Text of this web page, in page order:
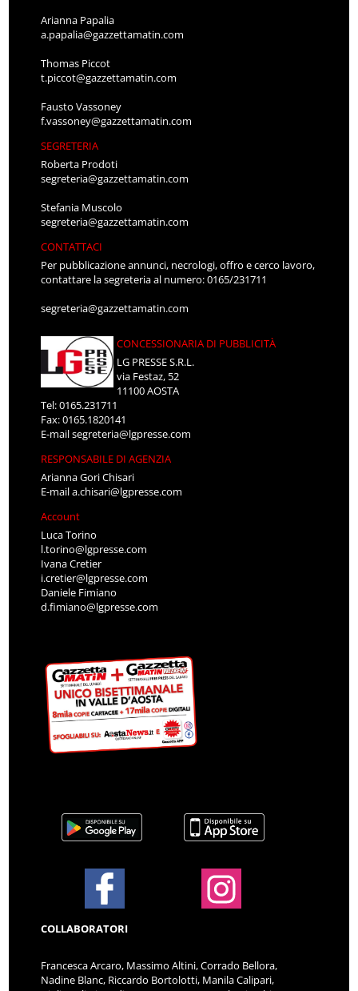
Arianna Papalia
a.papalia@gazzettamatin.com
Thomas Piccot
t.piccot@gazzettamatin.com
Fausto Vassoney
f.vassoney@gazzettamatin.com
SEGRETERIA
Roberta Prodoti
segreteria@gazzettamatin.com
Stefania Muscolo
segreteria@gazzettamatin.com
CONTATTACI
Per pubblicazione annunci, necrologi, offro e cerco lavoro,
contattare la segreteria al numero: 0165/231711
segreteria@gazzettamatin.com
CONCESSIONARIA DI PUBBLICITÀ
LG PRESSE S.R.L.
via Festaz, 52
11100 AOSTA
Tel: 0165.231711
Fax: 0165.1820141
E-mailsegreteria@lgpresse.com
RESPONSABILE DI AGENZIA
Arianna Gori Chisari
E-maila.chisari@lgpresse.com
Account
Luca Torino
l.torino@lgpresse.com
Ivana Cretier
i.cretier@lgpresse.com
Daniele Fimiano
d.fimiano@lgpresse.com
COLLABORATORI
Francesca Arcaro, Massimo Altini, Corrado Bellora,
Nadine Blanc, Riccardo Bortolotti, Manila Calipari,